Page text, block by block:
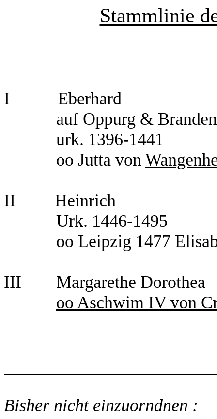
Stammlinie
I
Eberhard
auf Oppurg &
urk. 1396-1441
oo Jutta von
II
Heinrich
Urk. 1446-1495
oo Leipzig 1477
III
Margarethe Dorothea
oo Aschwim IV von
Bisher nicht einzuorndnen :